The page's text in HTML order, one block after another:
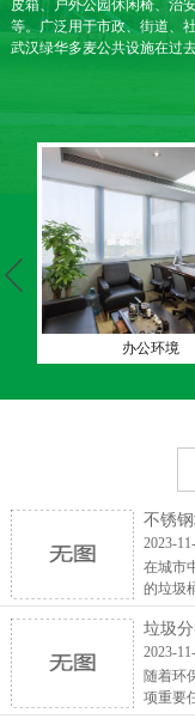
皮箱、户外公园休闲椅、治
等。广泛用于市政、街道、
武汉绿华多麦公共设施在过
办公环境
不锈
2023-
在城市
的垃圾
垃圾
2023-
随着环
项重要